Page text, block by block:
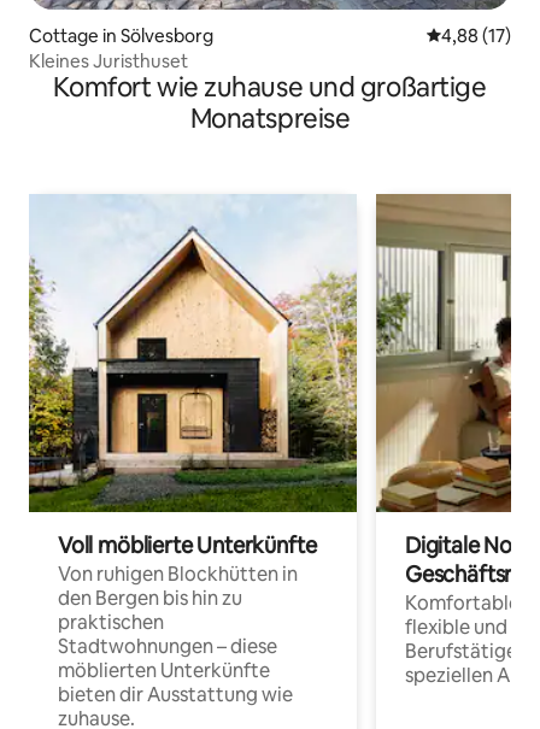
Cottage in Sölvesborg
4,88 (17)
Kleines Juristhuset
Komfort wie zuhause und großartige
Monatspreise
Voll möblierte Unterkünfte
Von ruhigen Blockhütten in
den Bergen bis hin zu
praktischen
Stadtwohnungen – diese
möblierten Unterkünfte
bieten dir Ausstattung wie
zuhause.
Digitale
Komfortable
flexible und
Berufstätige
speziellen